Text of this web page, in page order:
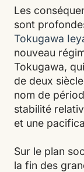
Les
sont
Tokugawa
nouveau
Tokugawa,
de deux
nom de
stabilité
et une
Sur le plan
la fin des